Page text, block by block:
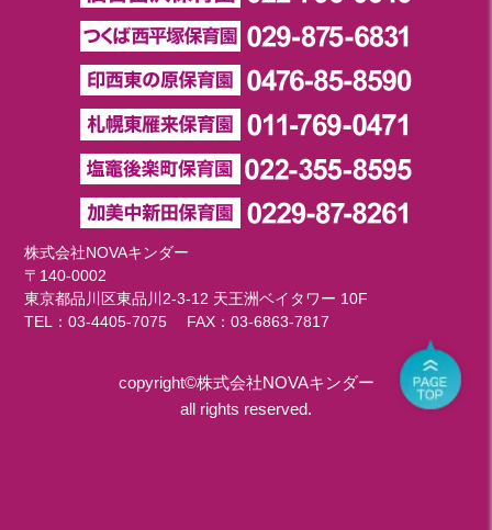
株式会社NOVAキンダー
〒140-0002
東京都品川区東品川2-3-12 天王洲ベイタワー 10F
TEL：03-4405-7075 FAX：03-6863-7817
copyright©株式会社NOVAキンダー
all rights reserved.